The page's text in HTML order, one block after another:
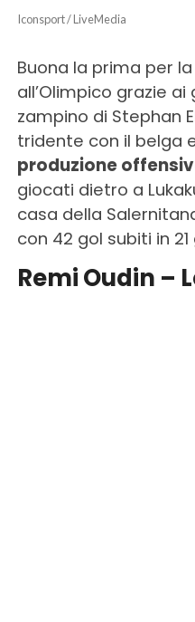
Iconsport / LiveMedia
Buona la prima per
all’Olimpico grazie
zampino di Stephan
tridente con il belga
produzione
giocati dietro a
casa della
con 42 gol subiti in
Remi Oudin –